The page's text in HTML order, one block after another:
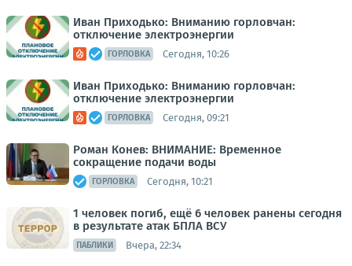
Иван Приходько: Вниманию горловчан:
отключение электроэнергии
ГОРЛОВКА Сегодня, 10:26
Иван Приходько: Вниманию горловчан:
отключение электроэнергии
ГОРЛОВКА Сегодня, 09:21
Роман Конев: ВНИМАНИЕ: Временное
сокращение подачи воды
ГОРЛОВКА Сегодня, 10:21
1 человек погиб, ещё 6 человек ранены сегодня
в результате атак БПЛА ВСУ
ПАБЛИКИ Вчера, 22:34